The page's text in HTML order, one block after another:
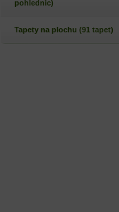
pohlednic)
Tapety na plochu (91 tapet)